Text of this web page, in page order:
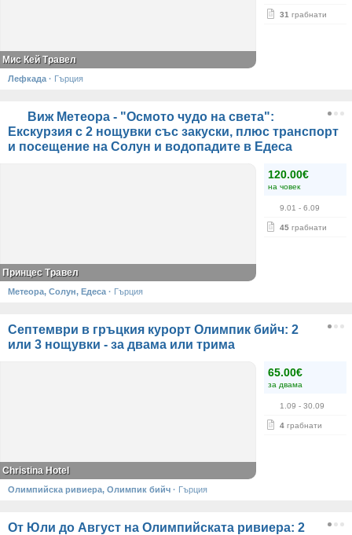
31 грабнати
Мис Кей Травел
Лефкада · Гърция
Виж Метеора - "Осмото чудо на света":
Екскурзия с 2 нощувки със закуски, плюс транспорт
и посещение на Солун и водопадите в Едеса
120.00€
на човек
9.01 - 6.09
45 грабнати
Принцес Травел
Метеора, Солун, Едеса · Гърция
Септември в гръцкия курорт Олимпик бийч: 2
или 3 нощувки - за двама или трима
65.00€
за двама
1.09 - 30.09
4 грабнати
Christina Hotel
Олимпийска ривиера, Олимпик бийч · Гърция
От Юли до Август на Олимпийската ривиера: 2